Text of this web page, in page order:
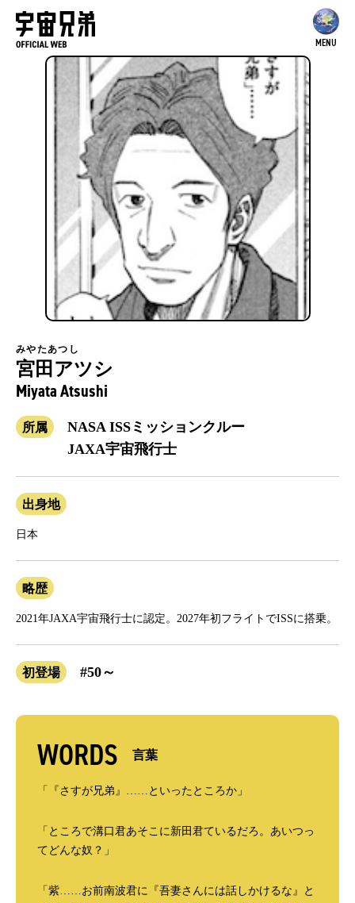
MENU
みやたあつし
宮田アツシ
Miyata Atsushi
所属
NASA ISSミッションクルー
JAXA宇宙飛行士
出身地
日本
略歴
2021年JAXA宇宙飛行士に認定。2027年初フライトでISSに搭乗。
初登場 #50～
WORDS 言葉
「『さすが兄弟』……といったところか」
「ところで溝口君あそこに新田君ているだろ。あいつっ
てどんな奴？」
「紫……お前南波君に『吾妻さんには話しかけるな』と